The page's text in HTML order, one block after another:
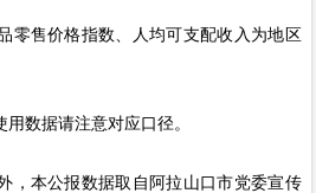
零售价格指数、人均可支配收入为地区
用数据请注意对应口径。
，本公报数据取自阿拉山口市党委宣传